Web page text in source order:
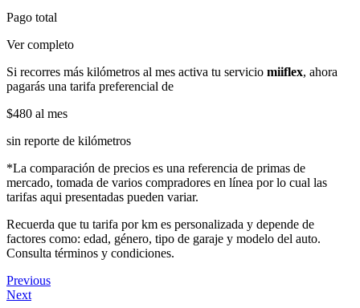
Pago total
Ver completo
Si recorres más kilómetros al mes activa tu servicio miiflex, ahora
pagarás una tarifa preferencial de
$480 al mes
sin reporte de kilómetros
*La comparación de precios es una referencia de primas de
mercado, tomada de varios compradores en línea por lo cual las
tarifas aqui presentadas pueden variar.
Recuerda que tu tarifa por km es personalizada y depende de
factores como: edad, género, tipo de garaje y modelo del auto.
Consulta términos y condiciones.
Previous
Next